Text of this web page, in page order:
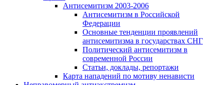
Антисемитизм 2003-2006
Антисемитизм в Российской
Федерации
Основные тенденции проявлений
антисемитизма в государствах СНГ
Политический антисемитизм в
современной России
Статьи, доклады, репортажи
Карта нападений по мотиву ненависти